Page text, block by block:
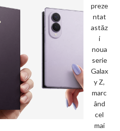
preze
ntat
astăz
i
noua
serie
Galax
y Z,
marc
ând
cel
mai